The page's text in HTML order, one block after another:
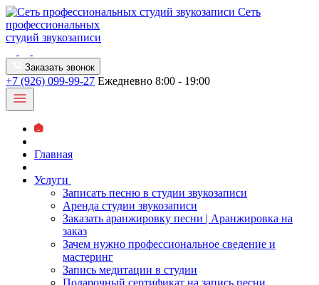
Сеть
профессиональных
студий звукозаписи
Заказать звонок
+7 (926) 099-99-27 Ежедневно 8:00 - 19:00
Главная
Услуги
Записать песню в студии звукозаписи
Аренда студии звукозаписи
Заказать аранжировку песни | Аранжировка на
заказ
Зачем нужно профессиональное сведение и
мастеринг
Запись медитации в студии
Подарочный сертификат на запись песни